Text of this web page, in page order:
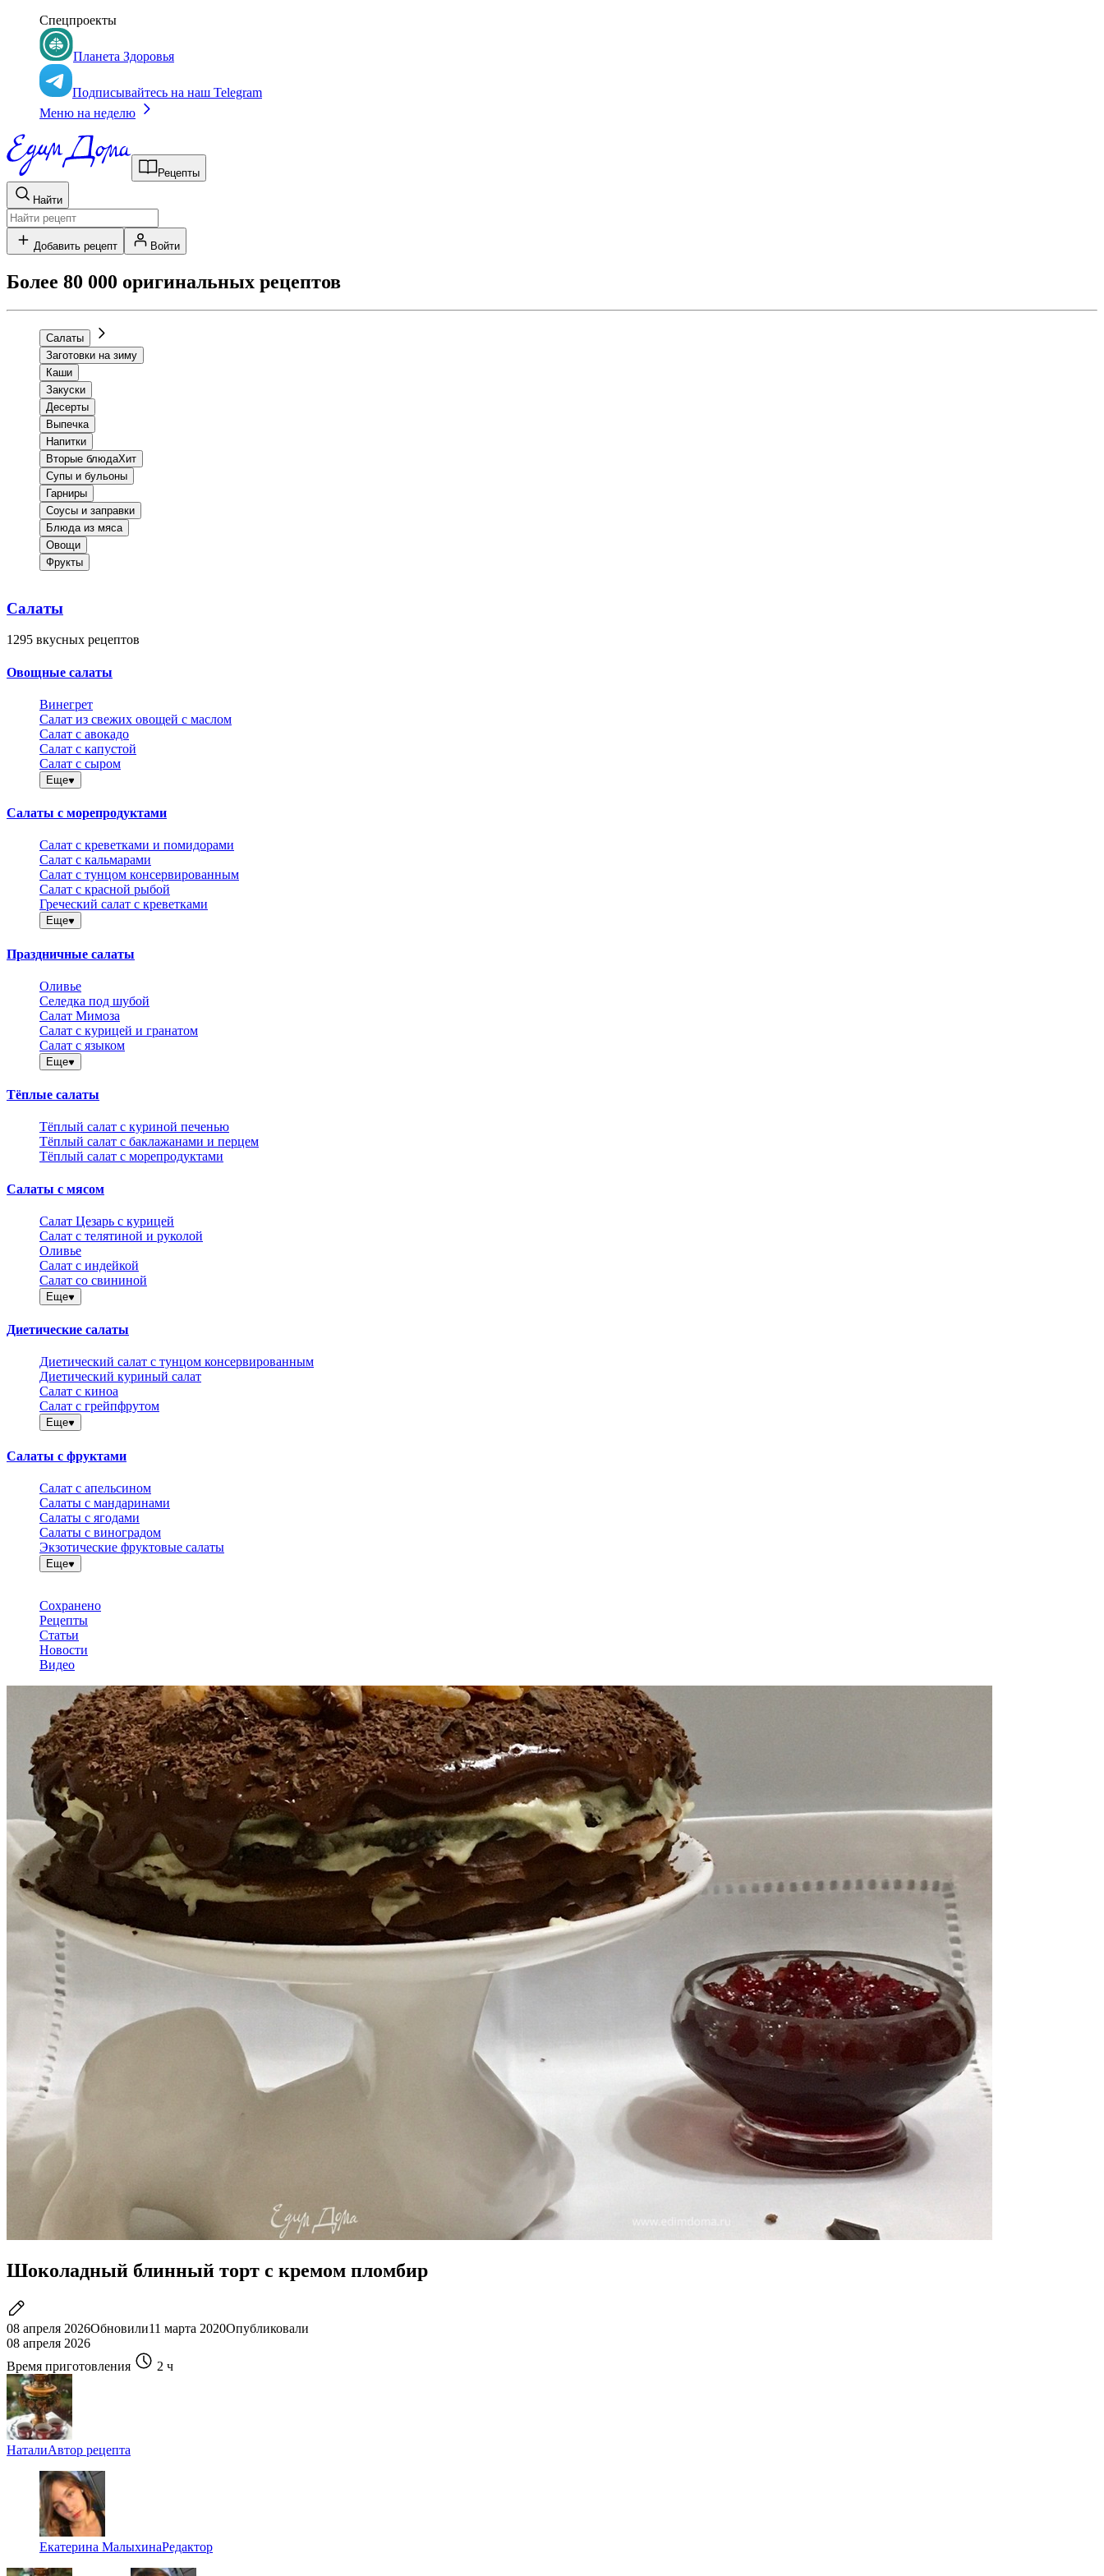
Спецпроекты
Планета Здоровья
Подписывайтесь на наш Telegram
Меню на неделю
Рецепты
Найти
Добавить рецепт Войти
Более 80 000 оригинальных рецептов
Салаты
Заготовки на зиму
Каши
Закуски
Десерты
Выпечка
Напитки
Вторые блюдаХит
Супы и бульоны
Гарниры
Соусы и заправки
Блюда из мяса
Овощи
Фрукты
Салаты
1295 вкусных рецептов
Овощные салаты
Винегрет
Салат из свежих овощей с маслом
Салат с авокадо
Салат с капустой
Салат с сыром
Еще
Салаты с морепродуктами
Салат с креветками и помидорами
Салат с кальмарами
Салат с тунцом консервированным
Салат с красной рыбой
Греческий салат с креветками
Еще
Праздничные салаты
Оливье
Селедка под шубой
Салат Мимоза
Салат с курицей и гранатом
Салат с языком
Еще
Тёплые салаты
Тёплый салат с куриной печенью
Тёплый салат с баклажанами и перцем
Тёплый салат с морепродуктами
Салаты с мясом
Салат Цезарь с курицей
Салат с телятиной и руколой
Оливье
Салат с индейкой
Салат со свининой
Еще
Диетические салаты
Диетический салат с тунцом консервированным
Диетический куриный салат
Салат с киноа
Салат с грейпфрутом
Еще
Салаты с фруктами
Салат с апельсином
Салаты с мандаринами
Салаты с ягодами
Салаты с виноградом
Экзотические фруктовые салаты
Еще
Сохранено
Рецепты
Статьи
Новости
Видео
Шоколадный блинный торт с кремом пломбир
08 апреля 2026Обновили11 марта 2020Опубликовали
08 апреля 2026
Время приготовления
2 ч
НаталиАвтор рецепта
Екатерина МалыхинаРедактор